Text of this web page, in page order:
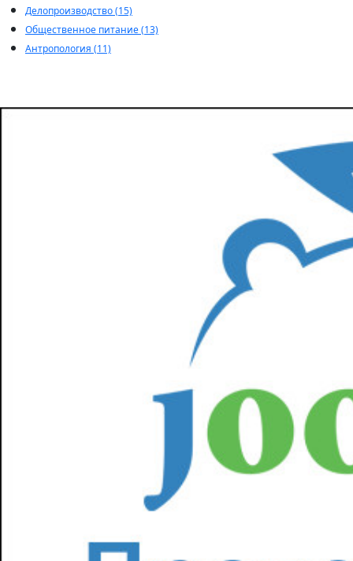
Делопроизводство (15)
Общественное питание (13)
Антропология (11)